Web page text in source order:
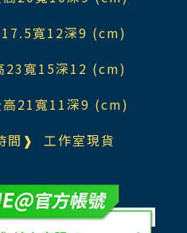
17.5寬12深9 (cm)
23寬15深12 (cm)
高21寬11深9 (cm)
間❱ 工作室現貨